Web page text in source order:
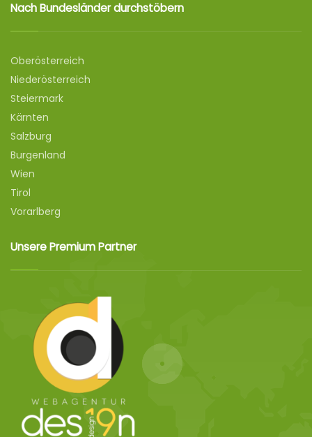
Nach Bundesländer durchstöbern
Oberösterreich
Niederösterreich
Steiermark
Kärnten
Salzburg
Burgenland
Wien
Tirol
Vorarlberg
Unsere Premium Partner